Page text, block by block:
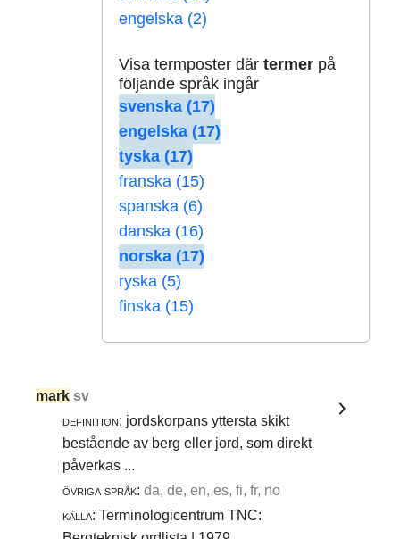
engelska (2)
Visa termposter där termerpå
följande språk ingår
svenska (17)
engelska (17)
tyska (17)
franska (15)
spanska (6)
danska (16)
norska (17)
ryska (5)
finska (15)
mark sv
definition: jordskorpans yttersta skikt
bestående av berg eller jord, som direkt
påverkas ...
övriga språk: da, de, en, es, fi, fr, no
källa: Terminologicentrum TNC: